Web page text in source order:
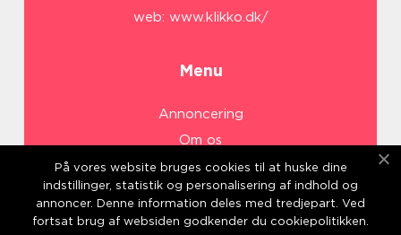
web: www.klikko.dk/
Menu
Annoncering
Om os
Cookies
Kontakt os
Sitemap
På vores website bruges cookies til at huske dine
indstillinger, statistik og personalisering af indhold og
annoncer. Denne information deles med tredjepart. Ved
fortsat brug af websiden godkender du cookiepolitikken.